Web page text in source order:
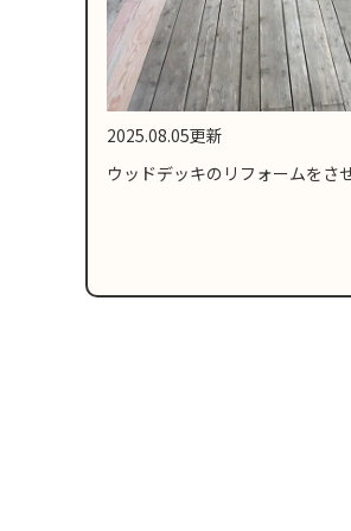
2025.08.05更新
ウッドデッキのリフォームをさ